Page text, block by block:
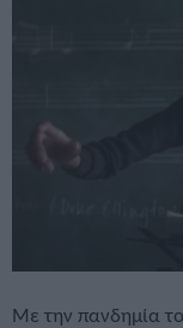
Με την πανδημία